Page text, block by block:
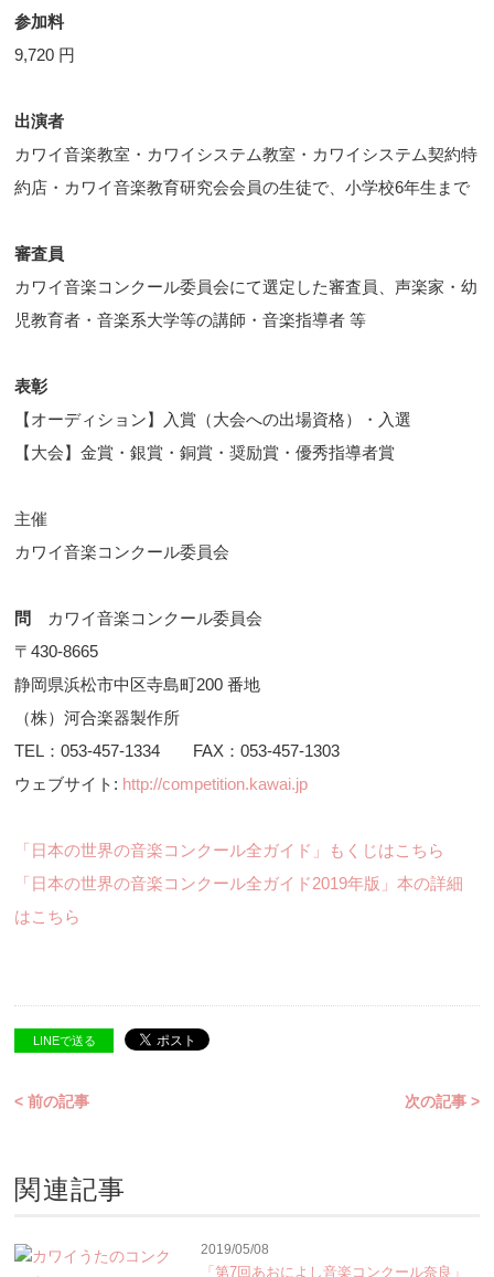
参加料
9,720 円
出演者
カワイ音楽教室・カワイシステム教室・カワイシステム契約特
約店・カワイ音楽教育研究会会員の生徒で、小学校6年生まで
審査員
カワイ音楽コンクール委員会にて選定した審査員、声楽家・幼
児教育者・音楽系大学等の講師・音楽指導者 等
表彰
【オーディション】入賞（大会への出場資格）・入選
【大会】金賞・銀賞・銅賞・奨励賞・優秀指導者賞
主催
カワイ音楽コンクール委員会
問
カワイ音楽コンクール委員会
〒430-8665
静岡県浜松市中区寺島町200 番地
（株）河合楽器製作所
TEL：053-457-1334 FAX：053-457-1303
ウェブサイト: http://competition.kawai.jp
「日本の世界の音楽コンクール全ガイド」もくじはこちら
「日本の世界の音楽コンクール全ガイド2019年版」本の詳細
はこちら
LINEで送る
< 前の記事 次の記事 >
関連記事
2019/05/08
「第7回あおによし音楽コンクール奈良」